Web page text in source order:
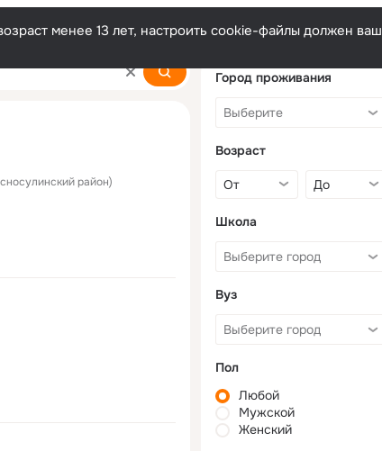
менее 13 лет, настроить cookie-файлы должен ваш
район)
Город проживания
Возраст
Школа
Вуз
Пол
Любой
Мужской
Женский